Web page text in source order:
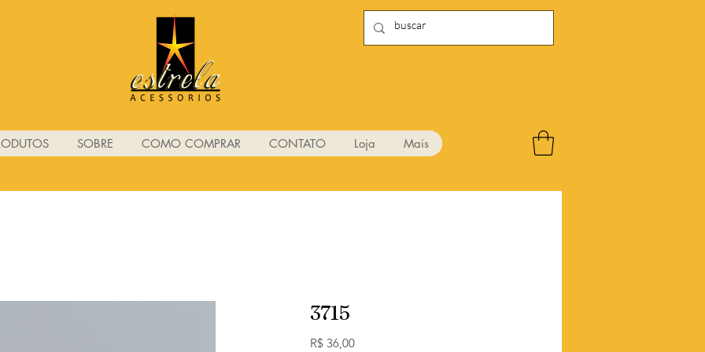
SOBRE COMO COMPRAR CONTATO Loja Mais
3715
R$ 36,00Preço